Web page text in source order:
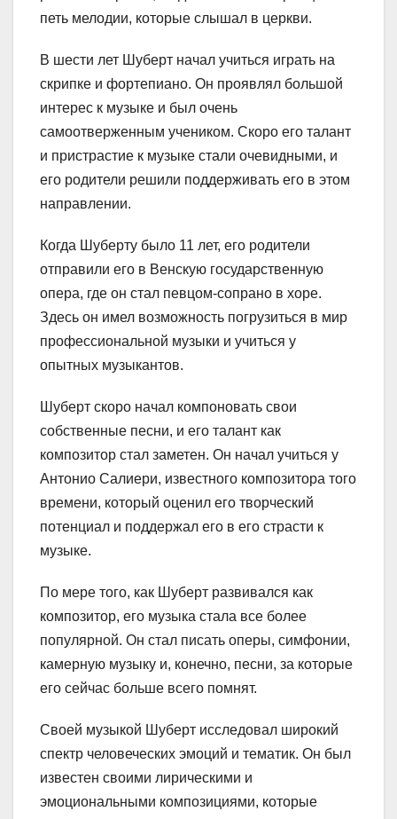
петь мелодии, которые слышал в церкви.
В шести лет Шуберт начал учиться играть на
скрипке и фортепиано. Он проявлял большой
интерес к музыке и был очень
самоотверженным учеником. Скоро его талант
и пристрастие к музыке стали очевидными, и
его родители решили поддерживать его в этом
направлении.
Когда Шуберту было 11 лет, его родители
отправили его в Венскую государственную
опера, где он стал певцом-сопрано в хоре.
Здесь он имел возможность погрузиться в мир
профессиональной музыки и учиться у
опытных музыкантов.
Шуберт скоро начал компоновать свои
собственные песни, и его талант как
композитор стал заметен. Он начал учиться у
Антонио Салиери, известного композитора того
времени, который оценил его творческий
потенциал и поддержал его в его страсти к
музыке.
По мере того, как Шуберт развивался как
композитор, его музыка стала все более
популярной. Он стал писать оперы, симфонии,
камерную музыку и, конечно, песни, за которые
его сейчас больше всего помнят.
Своей музыкой Шуберт исследовал широкий
спектр человеческих эмоций и тематик. Он был
известен своими лирическими и
эмоциональными композициями, которые